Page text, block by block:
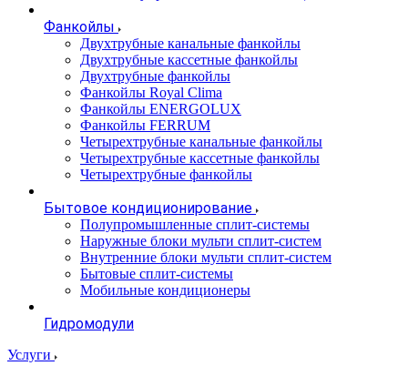
Фанкойлы
Двухтрубные канальные фанкойлы
Двухтрубные кассетные фанкойлы
Двухтрубные фанкойлы
Фанкойлы Royal Clima
Фанкойлы ENERGOLUX
Фанкойлы FERRUM
Четырехтрубные канальные фанкойлы
Четырехтрубные кассетные фанкойлы
Четырехтрубные фанкойлы
Бытовое кондиционирование
Полупромышленные сплит-системы
Наружные блоки мульти сплит-систем
Внутренние блоки мульти сплит-систем
Бытовые сплит-системы
Мобильные кондиционеры
Гидромодули
Услуги